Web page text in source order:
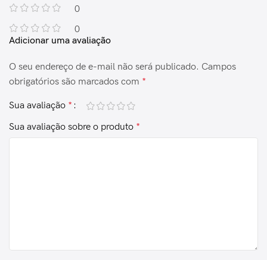
0
0
Adicionar uma avaliação
O seu endereço de e-mail não será publicado. Campos
obrigatórios são marcados com *
Sua avaliação *
Sua avaliação sobre o produto *